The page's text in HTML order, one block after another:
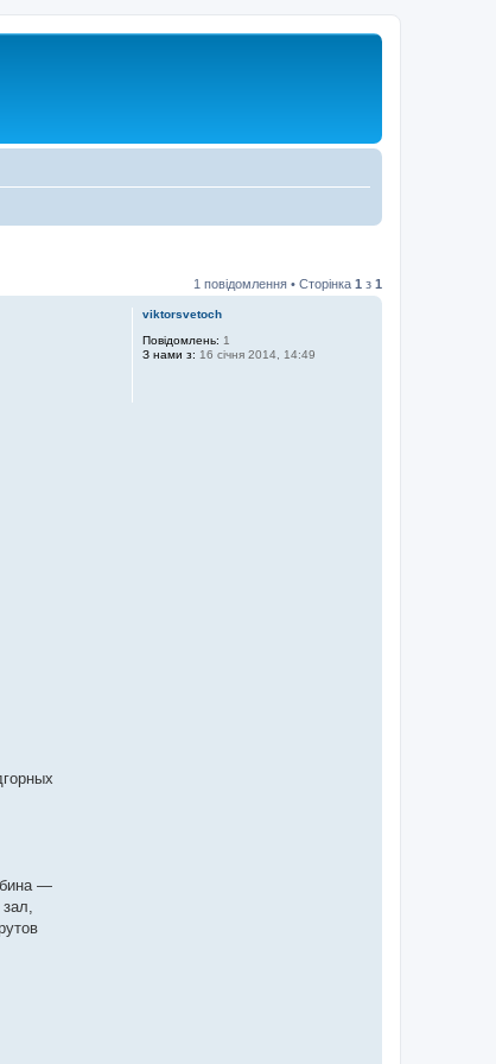
1 повідомлення • Сторінка 1 з 1
viktorsvetoch
Повідомлень: 1
З нами з: 16 січня 2014, 14:49
—